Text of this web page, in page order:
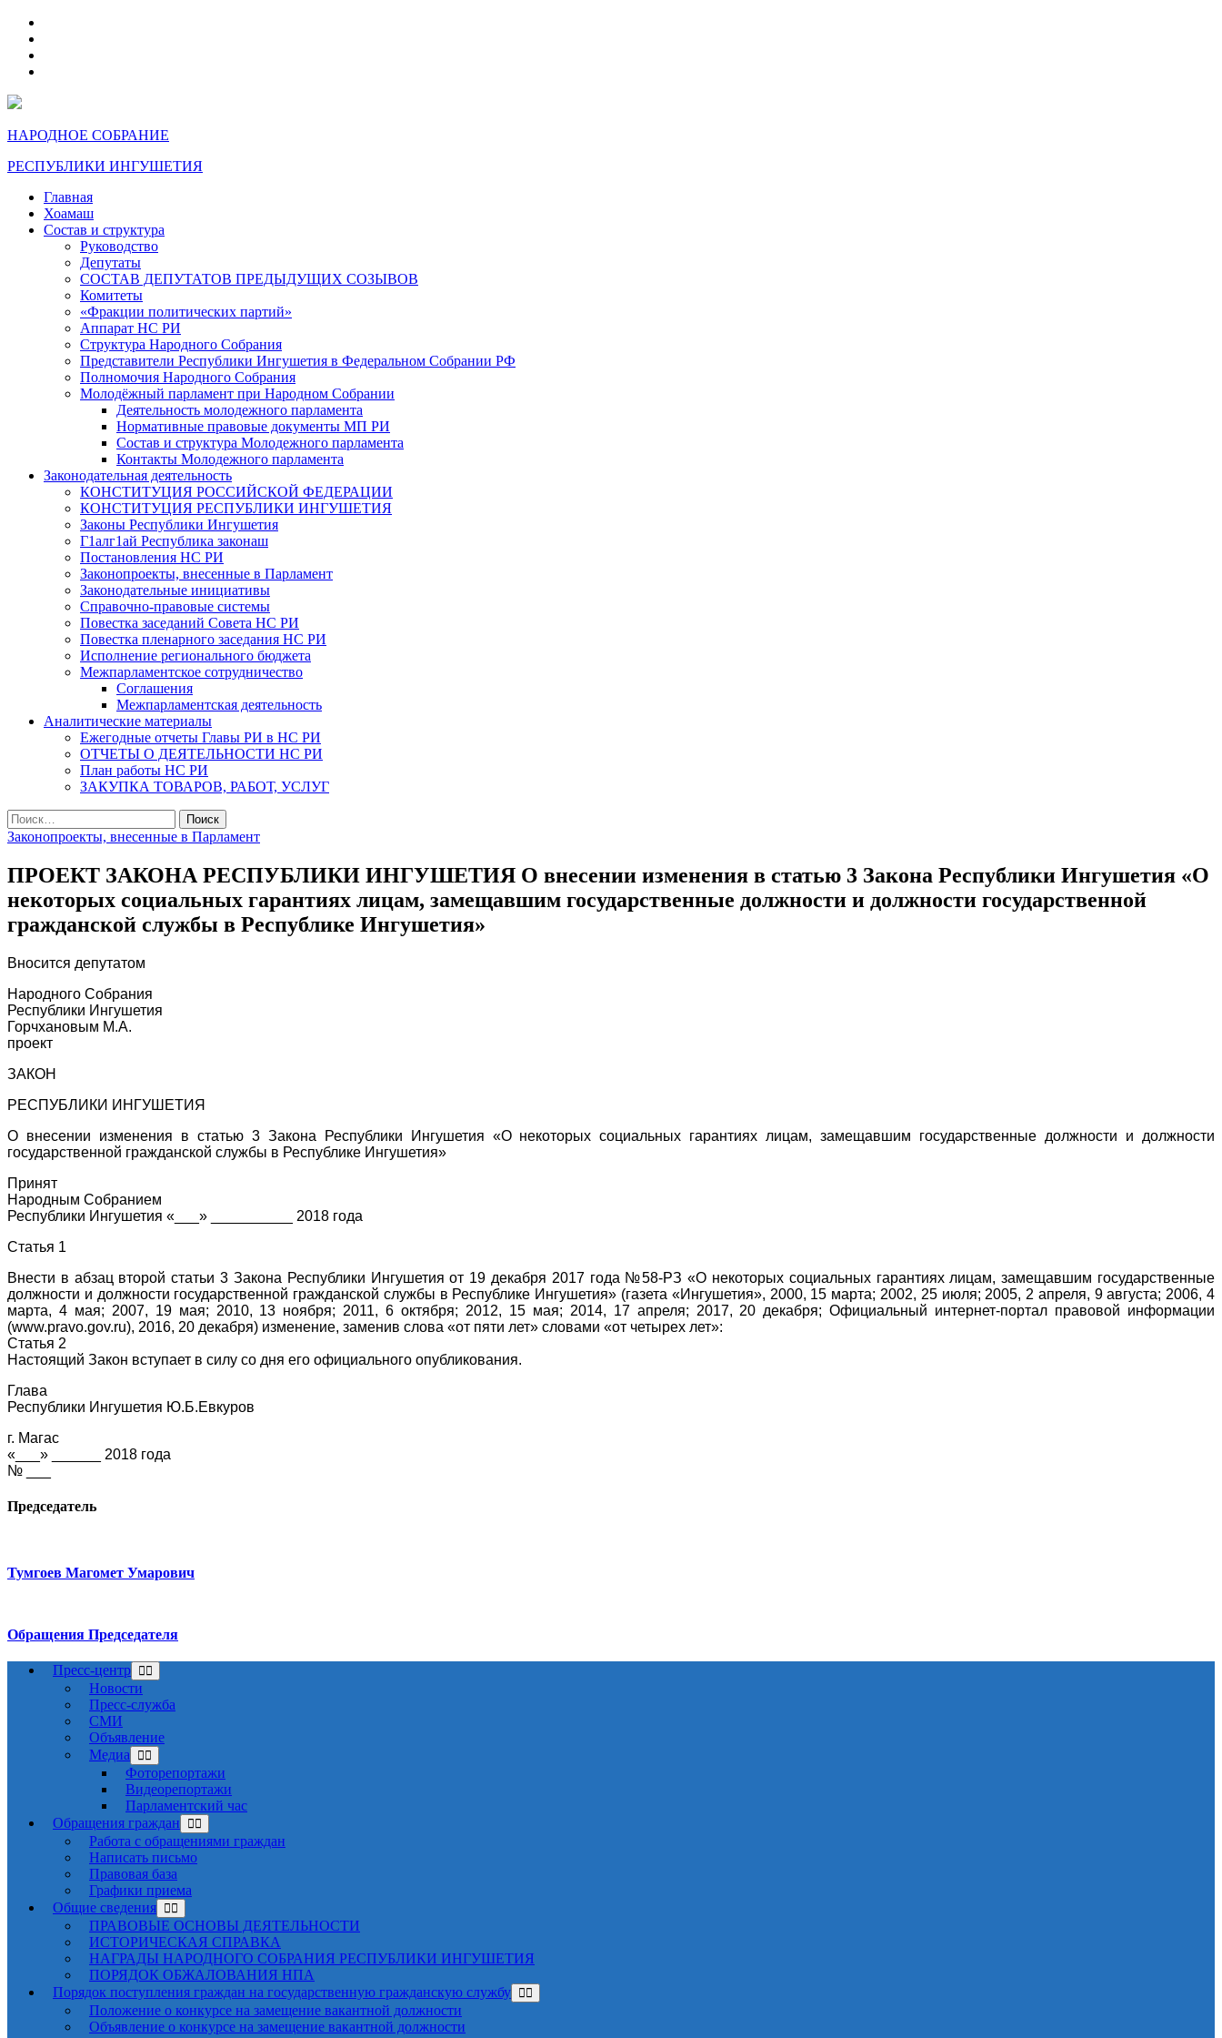
НАРОДНОЕ СОБРАНИЕ
РЕСПУБЛИКИ ИНГУШЕТИЯ
Главная
Хоамаш
Состав и структура
Руководство
Депутаты
СОСТАВ ДЕПУТАТОВ ПРЕДЫДУЩИХ СОЗЫВОВ
Комитеты
«Фракции политических партий»
Аппарат НС РИ
Структура Народного Собрания
Представители Республики Ингушетия в Федеральном Собрании РФ
Полномочия Народного Собрания
Молодёжный парламент при Народном Собрании
Деятельность молодежного парламента
Нормативные правовые документы МП РИ
Состав и структура Молодежного парламента
Контакты Молодежного парламента
Законодательная деятельность
КОНСТИТУЦИЯ РОССИЙСКОЙ ФЕДЕРАЦИИ
КОНСТИТУЦИЯ РЕСПУБЛИКИ ИНГУШЕТИЯ
Законы Республики Ингушетия
Г1алг1ай Республика законаш
Постановления НС РИ
Законопроекты, внесенные в Парламент
Законодательные инициативы
Справочно-правовые системы
Повестка заседаний Совета НС РИ
Повестка пленарного заседания НС РИ
Исполнение регионального бюджета
Межпарламентское сотрудничество
Соглашения
Межпарламентская деятельность
Аналитические материалы
Ежегодные отчеты Главы РИ в НС РИ
ОТЧЕТЫ О ДЕЯТЕЛЬНОСТИ НС РИ
План работы НС РИ
ЗАКУПКА ТОВАРОВ, РАБОТ, УСЛУГ
Найти:
Законопроекты, внесенные в Парламент
ПРОЕКТ ЗАКОНА РЕСПУБЛИКИ ИНГУШЕТИЯ О внесении изменения в статью 3 Закона Республики Ингушетия «О
некоторых социальных гарантиях лицам, замещавшим государственные должности и должности государственной
гражданской службы в Республике Ингушетия»
Вносится депутатом
Народного Собрания
Республики Ингушетия
Горчхановым М.А.
проект
ЗАКОН
РЕСПУБЛИКИ ИНГУШЕТИЯ
О внесении изменения в статью 3 Закона Республики Ингушетия «О некоторых социальных гарантиях лицам, замещавшим государственные должности и должности
государственной гражданской службы в Республике Ингушетия»
Принят
Народным Собранием
Республики Ингушетия «___» __________ 2018 года
Статья 1
Внести в абзац второй статьи 3 Закона Республики Ингушетия от 19 декабря 2017 года №58-РЗ «О некоторых социальных гарантиях лицам, замещавшим государственные
должности и должности государственной гражданской службы в Республике Ингушетия» (газета «Ингушетия», 2000, 15 марта; 2002, 25 июля; 2005, 2 апреля, 9 августа; 2006, 4
марта, 4 мая; 2007, 19 мая; 2010, 13 ноября; 2011, 6 октября; 2012, 15 мая; 2014, 17 апреля; 2017, 20 декабря; Официальный интернет-портал правовой информации
(www.pravo.gov.ru), 2016, 20 декабря) изменение, заменив слова «от пяти лет» словами «от четырех лет»:
Статья 2
Настоящий Закон вступает в силу со дня его официального опубликования.
Глава
Республики Ингушетия Ю.Б.Евкуров
г. Магас
«___» ______ 2018 года
№ ___
Председатель
Тумгоев Магомет Умарович
Обращения Председателя
Пресс-центр
Новости
Пресс-служба
СМИ
Объявление
Медиа
Фоторепортажи
Видеорепортажи
Парламентский час
Обращения граждан
Работа с обращениями граждан
Написать письмо
Правовая база
Графики приема
Общие сведения
ПРАВОВЫЕ ОСНОВЫ ДЕЯТЕЛЬНОСТИ
ИСТОРИЧЕСКАЯ СПРАВКА
НАГРАДЫ НАРОДНОГО СОБРАНИЯ РЕСПУБЛИКИ ИНГУШЕТИЯ
ПОРЯДОК ОБЖАЛОВАНИЯ НПА
Порядок поступления граждан на государственную гражданскую службу
Положение о конкурсе на замещение вакантной должности
Объявление о конкурсе на замещение вакантной должности